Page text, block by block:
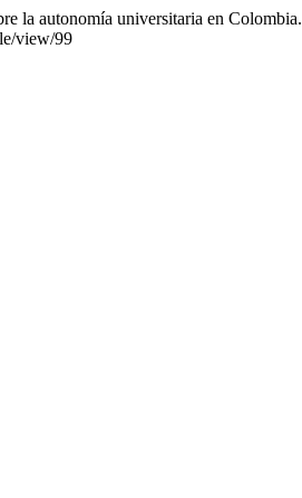
la autonomía universitaria en Colombia.
view/99